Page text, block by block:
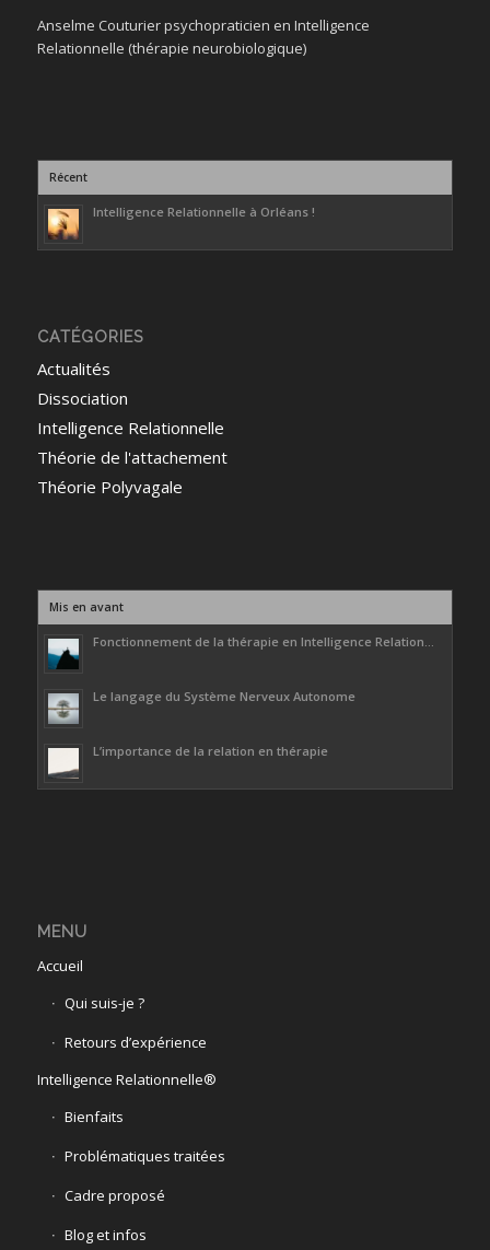
Anselme Couturier psychopraticien en Intelligence
Relationnelle (thérapie neurobiologique)
Récent
Intelligence Relationnelle à Orléans !
CATÉGORIES
Actualités
Dissociation
Intelligence Relationnelle
Théorie de l'attachement
Théorie Polyvagale
Mis en avant
Fonctionnement de la thérapie en Intelligence Relation...
Le langage du Système Nerveux Autonome
L’importance de la relation en thérapie
MENU
Accueil
Qui suis-je ?
Retours d’expérience
Intelligence Relationnelle®
Bienfaits
Problématiques traitées
Cadre proposé
Blog et infos